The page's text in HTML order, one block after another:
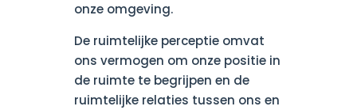
onze omgeving.
De ruimtelijke perceptie omvat
ons vermogen om onze positie in
de ruimte te begrijpen en de
ruimtelijke relaties tussen ons en